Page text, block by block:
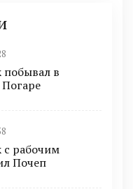
побывал в
с рабочим
Почеп